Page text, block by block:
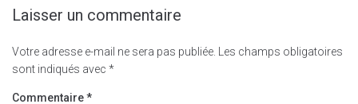
Laisser un commentaire
Votre adresse e-mail ne sera pas publiée.
Les champs obligatoires
sont indiqués avec *
Commentaire*